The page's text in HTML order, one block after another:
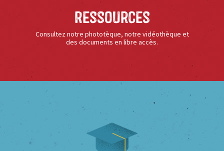
Ressources
Consultez notre phototèque, notre vidéothèque et
des documents en libre accès.